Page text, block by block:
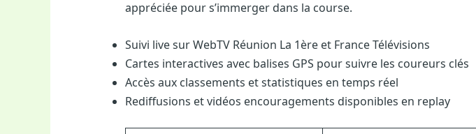
appréciée pour s’immerger dans la course.
Suivi live sur WebTV Réunion La 1ère et France Télévisions
Cartes interactives avec balises GPS pour suivre les coureurs clés
Accès aux classements et statistiques en temps réel
Rediffusions et vidéos encouragements disponibles en replay